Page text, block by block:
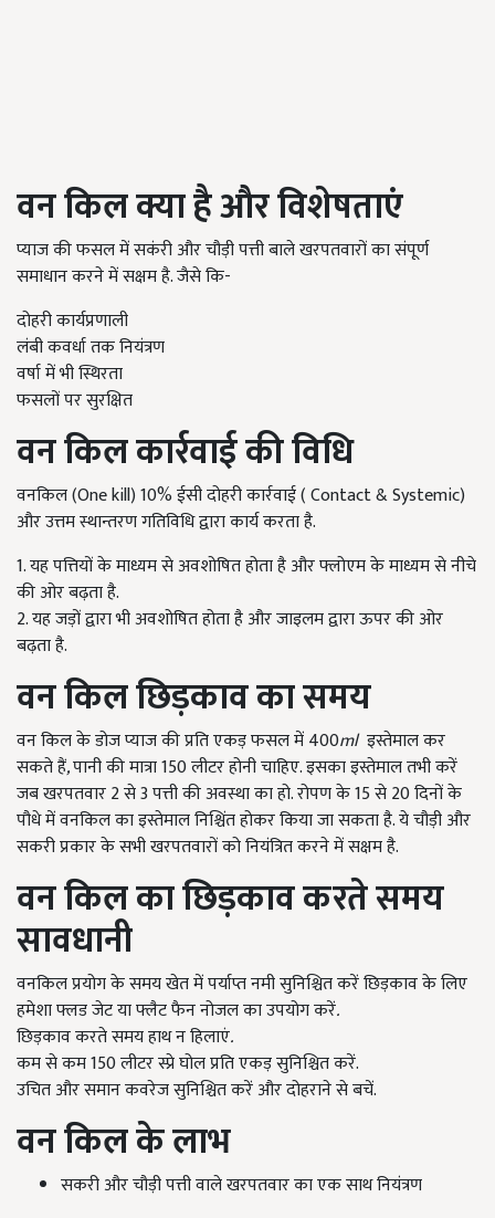
वन किल क्या है और विशेषताएं
प्याज की फसल में सकंरी और चौड़ी पत्ती बाले खरपतवारों का संपूर्ण
समाधान करने में सक्षम है. जैसे कि-
दोहरी कार्यप्रणाली
लंबी कवर्धा तक नियंत्रण
वर्षा में भी स्थिरता
फसलों पर सुरक्षित
वन किल कार्रवाई की विधि
वनकिल (One kill) 10% ईसी दोहरी कार्रवाई ( Contact & Systemic)
और उत्तम स्थान्तरण गतिविधि द्वारा कार्य करता है.
1. यह पत्तियों के माध्यम से अवशोषित होता है और फ्लोएम के माध्यम से नीचे
की ओर बढ़ता है.
2. यह जड़ों द्वारा भी अवशोषित होता है और जाइलम द्वारा ऊपर की ओर
बढ़ता है.
वन किल छिड़काव का समय
वन किल के डोज प्याज की प्रति एकड़ फसल में 400ml इस्तेमाल कर
सकते हैं,पानी की मात्रा 150 लीटर होनी चाहिए. इसका इस्तेमाल तभी करें
जब खरपतवार 2 से 3 पत्ती की अवस्था का हो. रोपण के 15 से 20 दिनों के
पौधे में वनकिल का इस्तेमाल निश्चिंत होकर किया जा सकता है. ये चौड़ी और
सकरी प्रकार के सभी खरपतवारों को नियंत्रित करने में सक्षम है.
वन किल का छिड़काव करते समय
सावधानी
वनकिल प्रयोग के समय खेत में पर्याप्त नमी सुनिश्चित करें छिड़काव के लिए
हमेशा फ्लड जेट या फ्लैट फैन नोजल का उपयोग करें.
छिड़काव करते समय हाथ न हिलाएं.
कम से कम 150 लीटर स्प्रे घोल प्रति एकड़ सुनिश्चित करें.
उचित और समान कवरेज सुनिश्चित करें और दोहराने से बचें.
वन किल के लाभ
सकरी और चौड़ी पत्ती वाले खरपतवार का एक साथ नियंत्रण